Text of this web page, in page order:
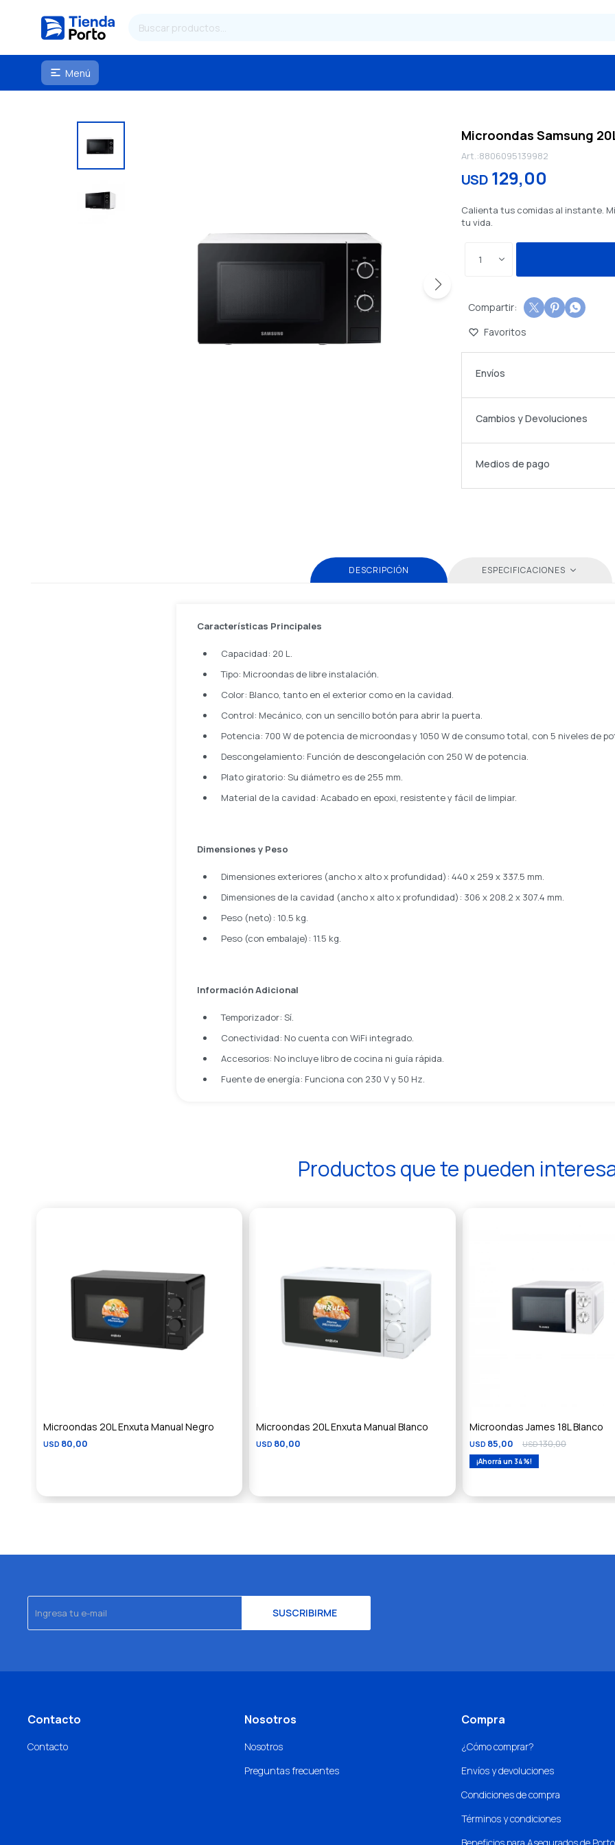
 Menú
Microondas Samsung
8806095139982
USD 129,00
Calienta tus comidas al instante.
tu vida.
1
  
Envíos
Cambios y Devoluciones
Medios de pago
DESCRIPCIÓN ESPECIFICACIONES
Características Principales
Capacidad: 20 L.
Tipo: Microondas de libre instalación.
Color: Blanco, tanto en el exterior como en la cavidad.
Control: Mecánico, con un sencillo botón para abrir la puerta.
Potencia: 700 W de potencia de microondas y 1050 W de consumo total, con 5 niveles de
Descongelamiento: Función de descongelación con 250 W de potencia.
Plato giratorio: Su diámetro es de 255 mm.
Material de la cavidad: Acabado en epoxi, resistente y fácil de limpiar.
Dimensiones y Peso
Dimensiones exteriores (ancho x alto x profundidad): 440 x 259 x 337.5 mm.
Dimensiones de la cavidad (ancho x alto x profundidad): 306 x 208.2 x 307.4 mm.
Peso (neto): 10.5 kg.
Peso (con embalaje): 11.5 kg.
Información Adicional
Temporizador: Sí.
Conectividad: No cuenta con WiFi integrado.
Accesorios: No incluye libro de cocina ni guía rápida.
Fuente de energía: Funciona con 230 V y 50 Hz.
Productos que te pueden
Microondas 20L Enxuta Manual Negro
USD 80,00
Microondas 20L Enxuta Manual Blanco
USD 80,00
Microondas James 18L Blanco
USD 85,00 USD130,00
34
SUSCRIBIRME
Contacto
Contacto
Nosotros
Nosotros
Preguntas frecuentes
Compra
¿Cómo comprar?
Envíos y devoluciones
Condiciones de compra
Términos y condiciones